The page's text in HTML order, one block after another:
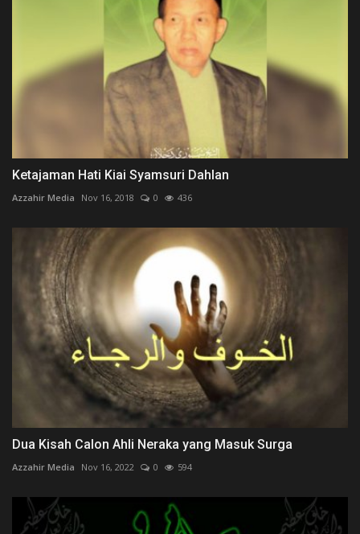
Ketajaman Hati Kiai Syamsuri Dahlan
Azzahir Media Nov 16, 2018 0 436
Dua Kisah Calon Ahli Neraka yang Masuk Surga
Azzahir Media Nov 16, 2022 0 594